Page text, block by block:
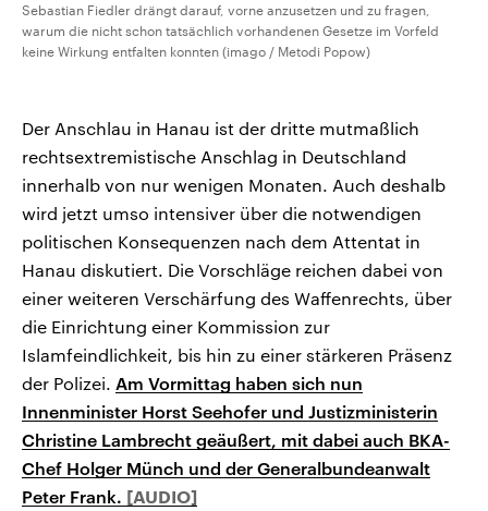
Sebastian Fiedler drängt darauf, vorne anzusetzen und zu fragen,
warum die nicht schon tatsächlich vorhandenen Gesetze im Vorfeld
keine Wirkung entfalten konnten (imago / Metodi Popow)
Der Anschlau in Hanau ist der dritte mutmaßlich
rechtsextremistische Anschlag in Deutschland
innerhalb von nur wenigen Monaten. Auch deshalb
wird jetzt umso intensiver über die notwendigen
politischen Konsequenzen nach dem Attentat in
Hanau diskutiert. Die Vorschläge reichen dabei von
einer weiteren Verschärfung des Waffenrechts, über
die Einrichtung einer Kommission zur
Islamfeindlichkeit, bis hin zu einer stärkeren Präsenz
der Polizei. Am Vormittag haben sich nun
Innenminister Horst Seehofer und Justizministerin
Christine Lambrecht geäußert, mit dabei auch BKA-
Chef Holger Münch und der Generalbundeanwalt
Peter Frank.